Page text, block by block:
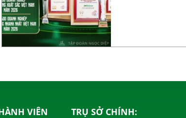
VIÊN TRỤ SỞ CHÍNH: